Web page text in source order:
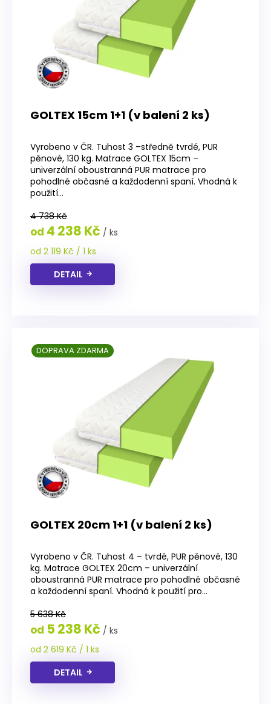
GOLTEX 15cm 1+1 (v balení 2 ks)
hodnocení
produktu
je
4,1
z
5
hvězdiček.
Vyrobeno v ČR. Tuhost 3 –středně tvrdé, PUR
pěnové, 130 kg. Matrace GOLTEX 15cm –
univerzální oboustranná PUR matrace pro
pohodlné občasné a každodenní spaní. Vhodná k
použití...
4 738 Kč
od 4 238 Kč / ks
Měrná
cena:
od 2 119 Kč / 1 ks
DETAIL
GOLTEX 20cm 1+1 (v balení 2 ks)
hodnocení
produktu
je
4,1
z
5
hvězdiček.
DOPRAVA ZDARMA
Vyrobeno v ČR. Tuhost 4 – tvrdé, PUR pěnové, 130
kg. Matrace GOLTEX 20cm – univerzální
oboustranná PUR matrace pro pohodlné občasné
a každodenní spaní. Vhodná k použití pro...
5 638 Kč
od 5 238 Kč / ks
Měrná
cena:
od 2 619 Kč / 1 ks
DETAIL